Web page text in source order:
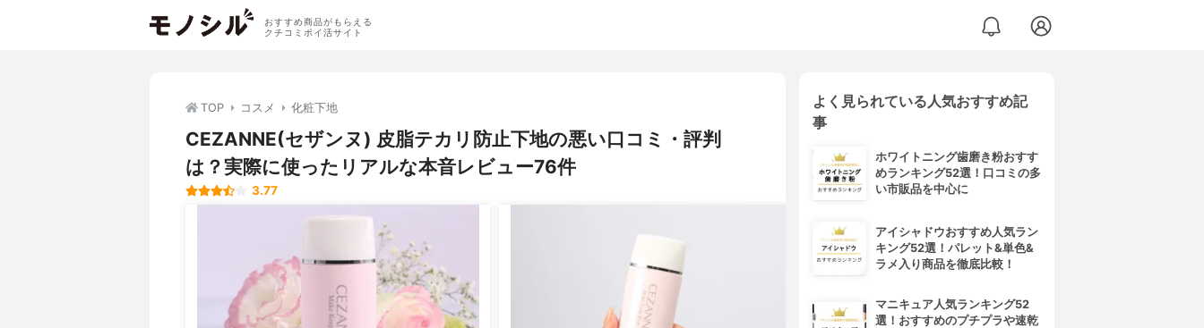
おすすめ商品がもらえる
クチコミポイ活サイト
TOP コスメ 化粧下地
CEZANNE(セザンヌ) 皮脂テカリ防止下地の悪い口コミ・評判
は？実際に使ったリアルな本音レビュー76件
3.77
よく見られている人気おすすめ記
事
ホワイトニング歯磨き粉おすす
めランキング52選！口コミの多
い市販品を中心に
アイシャドウおすすめ人気ラン
キング52選！パレット&単色&
ラメ入り商品を徹底比較！
マニキュア人気ランキング52
選！おすすめのプチプラや速乾